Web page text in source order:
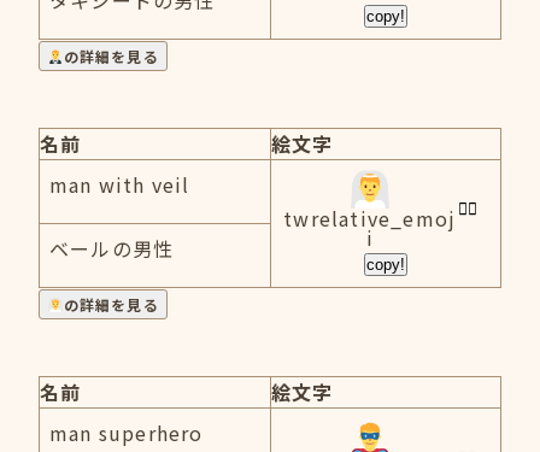
copy!
の詳細を見る
名前
絵文字
man with veil
twrelative_emoj
i
copy!
ベールの男性
の詳細を見る
名前
絵文字
man superhero